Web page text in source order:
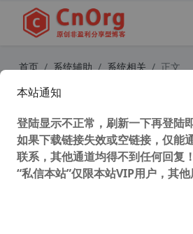
首页 系统辅助 系统相关 正文
VMWare虚拟机
on Pro 10-17 正式版
11系统
37,804 次浏览次阅读
本站通知
登陆显示不正常，刷新一下再登陆
如果下载链接失效或空链接，仅能
联系，其他通道均得不到任何回复
“私信本站”仅限本站VIP用户，其